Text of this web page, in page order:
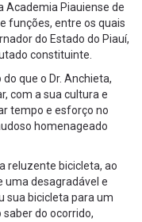
Academia Piauiense de
funções, entre os quais
do Estado do Piauí,
constituinte.
que o Dr. Anchieta,
com a sua cultura e
tempo e esforço no
homenageado
reluzente bicicleta, ao
uma desagradável e
sua bicicleta para um
do ocorrido,